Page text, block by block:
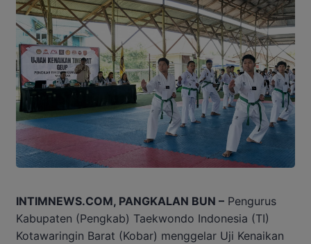
INTIMNEWS.COM, PANGKALAN BUN – Pengurus
Kabupaten (Pengkab) Taekwondo Indonesia (TI)
Kotawaringin Barat (Kobar) menggelar Uji Kenaikan